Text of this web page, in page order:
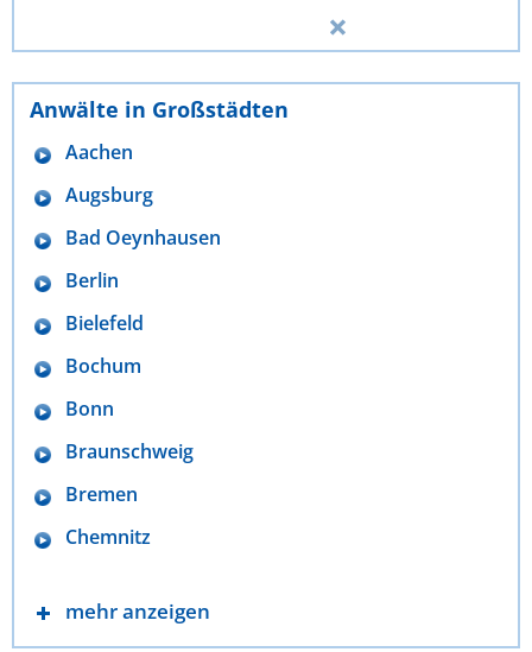
Anwälte in Großstädten
Aachen
Augsburg
Bad Oeynhausen
Berlin
Bielefeld
Bochum
Bonn
Braunschweig
Bremen
Chemnitz
mehr anzeigen